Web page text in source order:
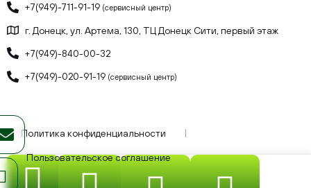
+7(949)-711-91-19 (сервисный центр)
г. Донецк, ул. Артема, 130, ТЦ Донецк Сити, первый этаж
+7(949)-840-00-32
+7(949)-020-91-19 (сервисный центр)
Политика конфиденциальности
Пользовательское соглашение
ИП Бывшев Олег Юрьевич, ИНН: 930300189537, ОГРНИП: